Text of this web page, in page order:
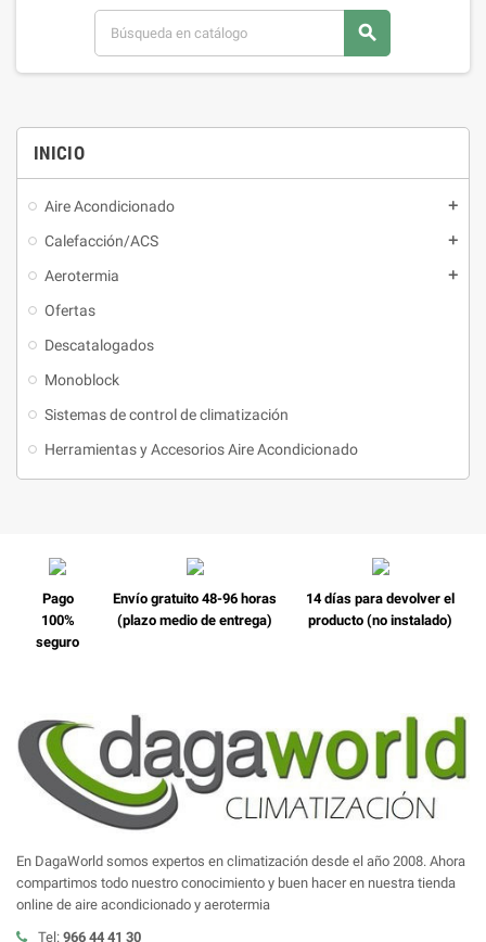
INICIO
Aire Acondicionado
Calefacción/ACS
Aerotermia
Ofertas
Descatalogados
Monoblock
Sistemas de control de climatización
Herramientas y Accesorios Aire Acondicionado
search
Pago
100%
seguro
Envío gratuito 48-96 horas
(plazo medio de entrega)
14 días para devolver el
producto (no instalado)
En DagaWorld somos expertos en climatización desde el año 2008. Ahora
compartimos todo nuestro conocimiento y buen hacer en nuestra tienda
online de aire acondicionado y aerotermia
Tel: 966 44 41 30